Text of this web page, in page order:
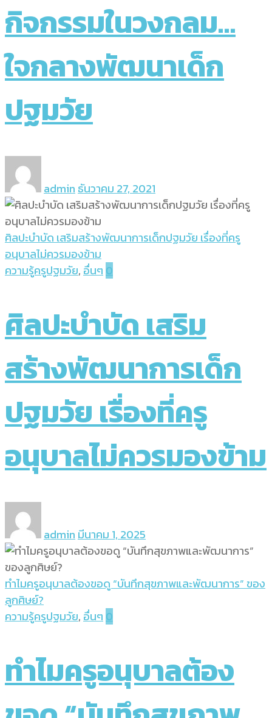
กิจกรรมในวงกลม…
ใจกลางพัฒนาเด็ก
ปฐมวัย
admin ธันวาคม 27, 2021
ศิลปะบำบัด เสริมสร้างพัฒนาการเด็กปฐมวัย เรื่องที่ครู
อนุบาลไม่ควรมองข้าม
ความรู้ครูปฐมวัย, อื่นๆ 0
ศิลปะบำบัด เสริม
สร้างพัฒนาการเด็ก
ปฐมวัย เรื่องที่ครู
อนุบาลไม่ควรมองข้าม
admin มีนาคม 1, 2025
ทำไมครูอนุบาลต้องขอดู “บันทึกสุขภาพและพัฒนาการ” ของ
ลูกศิษย์?
ความรู้ครูปฐมวัย, อื่นๆ 0
ทำไมครูอนุบาลต้อง